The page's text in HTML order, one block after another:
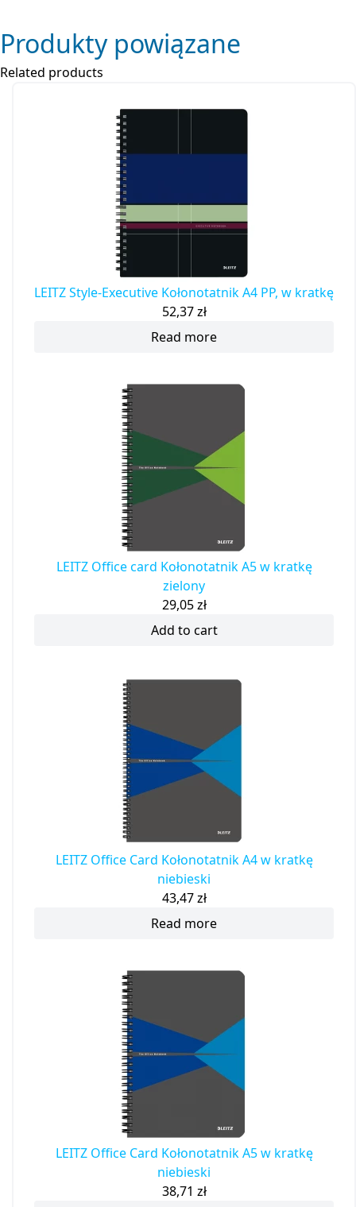
Produkty powiązane
Related products
LEITZ Style-Executive Kołonotatnik A4 PP, w kratkę
52,37zł
Read more
LEITZ Office card Kołonotatnik A5 w kratkę
zielony
29,05zł
Add to cart
LEITZ Office Card Kołonotatnik A4 w kratkę
niebieski
43,47zł
Read more
LEITZ Office Card Kołonotatnik A5 w kratkę
niebieski
38,71 zł